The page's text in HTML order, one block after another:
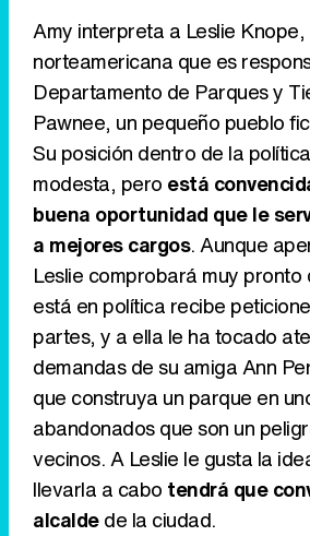
Amy interpreta a Leslie
norteamericana que es
Departamento de Parques y
Pawnee, un pequeño pueblo
Su posición dentro de la
modesta, pero está
buena oportunidad que le
a mejores cargos. Aunque
Leslie comprobará muy pronto
está en política recibe
partes, y a ella le ha tocado
demandas de su amiga Ann
que construya un parque en
abandonados que son un
vecinos. A Leslie le gusta la
llevarla a cabo tendrá que
alcaldede la ciudad.